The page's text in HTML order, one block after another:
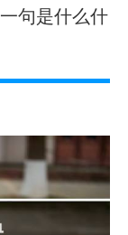
句是什么什